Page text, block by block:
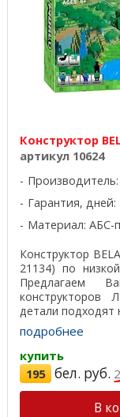
Конструктор
артикул 10624
Производитель:
Гарантия, дней:
Материал: АБС-
Конструктор
21134) по
Предлагаем
конструкторов
детали подходят
подробнее
купить
195 бел. руб.
В